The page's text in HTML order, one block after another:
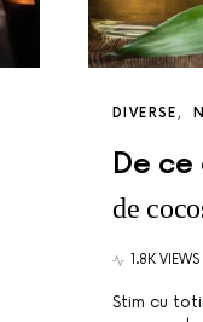
DIVERSE
De
de
1.8K VIEWS
Stim cu